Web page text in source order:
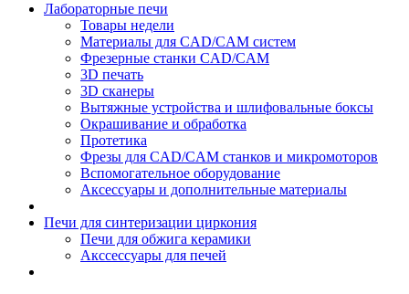
Лабораторные печи
Товары недели
Материалы для CAD/CAM систем
Фрезерные станки CAD/CAM
3D печать
3D сканеры
Вытяжные устройства и шлифовальные боксы
Окрашивание и обработка
Протетика
Фрезы для CAD/CAM станков и микромоторов
Вспомогательное оборудование
Аксессуары и дополнительные материалы
Печи для синтеризации циркония
Печи для обжига керамики
Акссессуары для печей